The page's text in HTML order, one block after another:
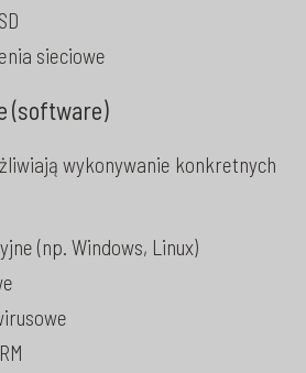
sieciowe
(software)
wykonywanie konkretnych
(np. Windows, Linux)